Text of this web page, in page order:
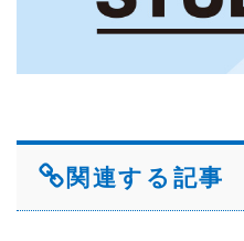
関連する記事